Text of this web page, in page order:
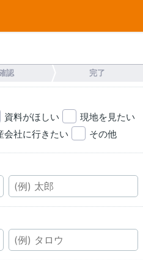
認 完了
資料がほしい
現地を見たい
会社に行きたい その他